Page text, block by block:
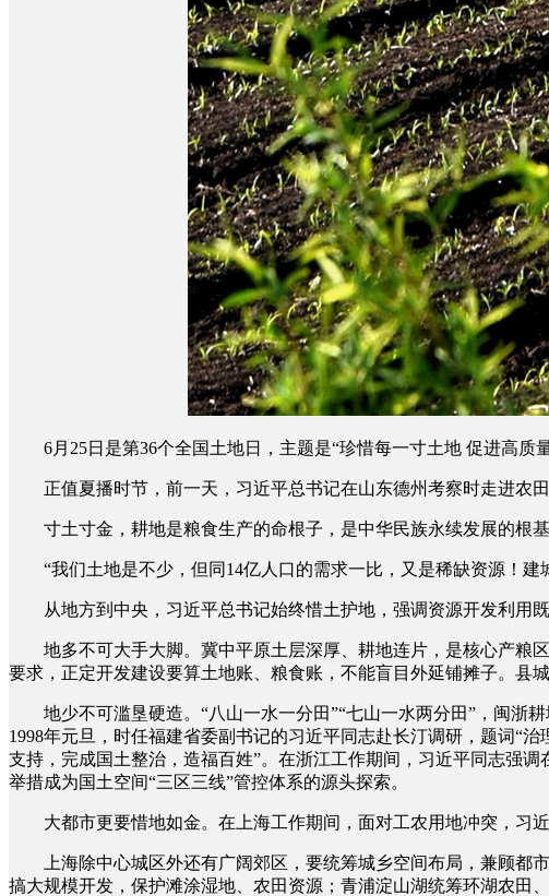
6月25日是第36个全国土地日，主题是“珍惜每一寸土地 促进高质量
正值夏播时节，前一天，习近平总书记在山东德州考察时走进农田
寸土寸金，耕地是粮食生产的命根子，是中华民族永续发展的根基
“我们土地是不少，但同14亿人口的需求一比，又是稀缺资源！建
从地方到中央，习近平总书记始终惜土护地，强调资源开发利用既
地多不可大手大脚。冀中平原土层深厚、耕地连片，是核心产粮区
要求，正定开发建设要算土地账、粮食账，不能盲目外延铺摊子。县
地少不可滥垦硬造。“八山一水一分田”“七山一水两分田”，闽浙耕
1998年元旦，时任福建省委副书记的习近平同志赴长汀调研，题词“
支持，完成国土整治，造福百姓”。在浙江工作期间，习近平同志强
举措成为国土空间“三区三线”管控体系的源头探索。
大都市更要惜地如金。在上海工作期间，面对工农用地冲突，习近
上海除中心城区外还有广阔郊区，要统筹城乡空间布局，兼顾都市
搞大规模开发，保护滩涂湿地、农田资源；青浦淀山湖统筹环湖农田